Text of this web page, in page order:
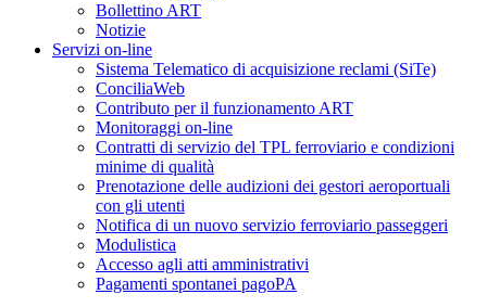
Bollettino ART
Notizie
Servizi on-line
Sistema Telematico di acquisizione reclami (SiTe)
ConciliaWeb
Contributo per il funzionamento ART
Monitoraggi on-line
Contratti di servizio del TPL ferroviario e condizioni
minime di qualità
Prenotazione delle audizioni dei gestori aeroportuali
con gli utenti
Notifica di un nuovo servizio ferroviario passeggeri
Modulistica
Accesso agli atti amministrativi
Pagamenti spontanei pagoPA